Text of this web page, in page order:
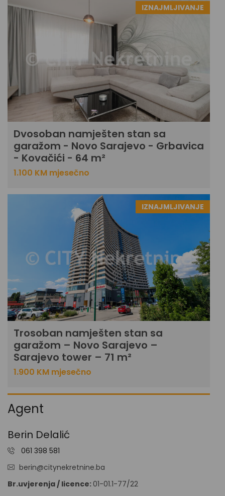
IZNAJMLJIVANJE
Dvosoban namješten stan sa
garažom - Novo Sarajevo - Grbavica
- Kovačići - 64 m²
1.100 KM mjesečno
IZNAJMLJIVANJE
Trosoban namješten stan sa
garažom – Novo Sarajevo –
Sarajevo tower – 71 m²
1.900 KM mjesečno
Agent
Berin Delalić
061 398 581
berin@citynekretnine.ba
Br.uvjerenja / licence:01-01.1-77/22